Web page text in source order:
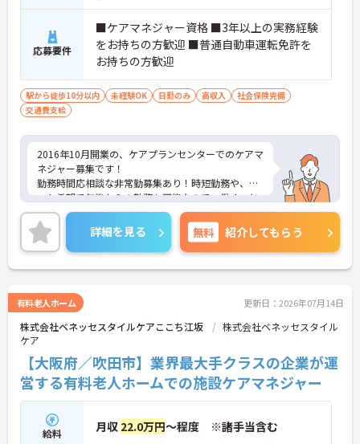
応募要件
■ケアマネジャー資格 ■3年以上の実務経験
をお持ちの方歓迎 ■普通自動車運転免許を
お持ちの方歓迎
駅から徒歩10分以内 未経験OK 日勤のみ 高収入
社会保険完備
交通費支給
2016年10月開業の、ケアプランセンターでのケアマ
ネジャー募集です！
勤務時間応相談な非常勤募集あり！時短勤務や、シ
フト希望で午後からの勤務も可能なので、働くこと
が出来る時間帯に制限のある方もご安心下さい。
また同事業所は、社長の考え方としてトップダウン
ではなく現場を信頼し、意見を言い合える環境作り
に取り組んでいます。非常に仲がよく風通しの良い
職場である点も魅力ですね♪
詳細を見る 無料 紹介してもらう
有料老人ホーム 更新日：2026年07月14日
株式会社ベネッセスタイルケアここち江坂
株式会社ベネッセスタイル
ケア
【大阪府／吹田市】業界最大手クラスの企業が運
営する有料老人ホームでの施設ケアマネジャー
給料 月収 22.0万円～程度 ※諸手当含む